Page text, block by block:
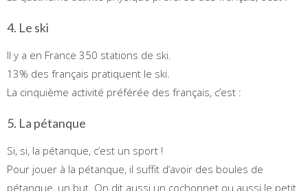
4. Le ski
Il y a en France 350 stations de ski.
13% des français pratiquent le ski.
La cinquième activité préférée des français, c’est :
5. La pétanque
Si, si, la pétanque, c’est un sport !
Pour jouer à la pétanque, il suffit d’avoir des boules de
pétanque, un but. On dit aussi un cochonnet ou aussi le petit.